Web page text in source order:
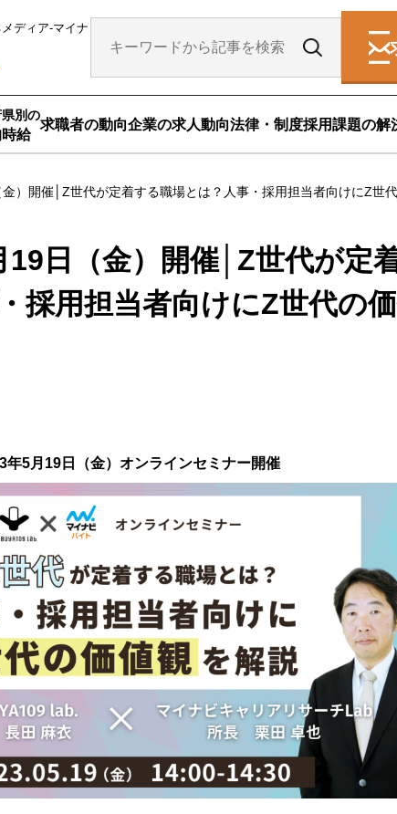
メディア-マイナ
別の
給
求職者の動向企業の求人動向法律・制度採用課題の解
金）開催│Z世代が定着する職場とは？人事・採用担当者向けにZ世
19日（金）開催│Z世代が定
採用担当者向けにZ世代の
年5月19日（金）オンラインセミナー開催